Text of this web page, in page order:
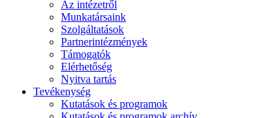
Az intézetről
Munkatársaink
Szolgáltatások
Partnerintézmények
Támogatók
Elérhetőség
Nyitva tartás
Tevékenység
Kutatások és programok